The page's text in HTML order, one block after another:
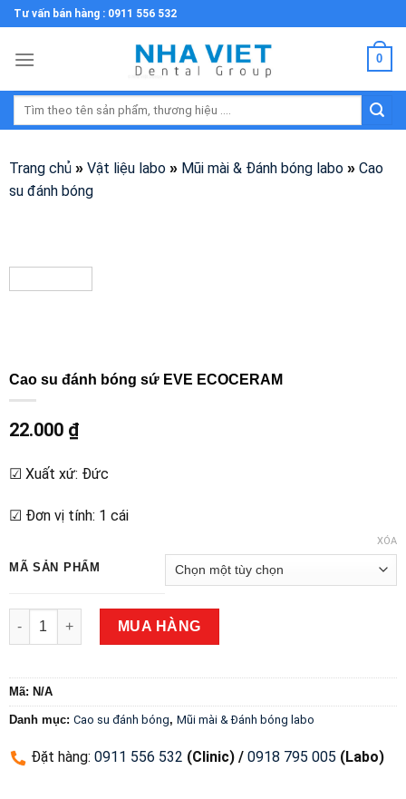
Skip
to
content
Tư vấn bán hàng : 0911 556 532
0
Tìm
Trang chủ» Vật liệu labo» Mũi mài & Đánh bóng labo» Cao
su đánh bóng
Cao su đánh bóng sứ EVE ECOCERAM
22.000 ₫
☑ Xuất xứ: Đức
☑ Đơn vị tính: 1 cái
MÃ SẢN PHẨM
XÓA
Cao su đánh bóng sứ EVE ECOCERAM số lượng
MUA HÀNG
Mã: N/A
Danh mục: Cao su đánh bóng, Mũi mài & Đánh bóng labo
Đặt hàng: 0911 556 532 (Clinic) /0918 795 005 (Labo)